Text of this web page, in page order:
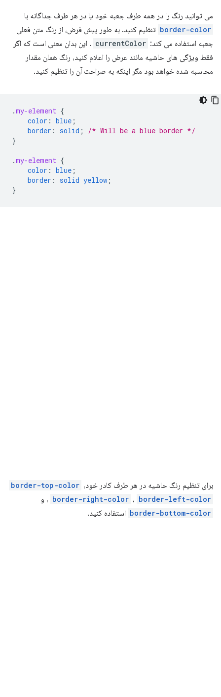
می توانید رنگ را در همه طرف جعبه خود یا در هر طرف جداگانه با
border-color تنظیم کنید. به طور پیش فرض، از رنگ متن فعلی
جعبه استفاده می کند: currentColor . این بدان معنی است که اگر
فقط ویژگی های حاشیه مانند عرض را اعلام کنید، رنگ همان مقدار
محاسبه شده خواهد بود مگر اینکه به صراحت آن را تنظیم کنید.
.my-element {
color : blue ;
border : solid ;
/* Will be a blue border */
}
.my-element {
color : blue ;
border : solid yellow ;
}
برای تنظیم رنگ حاشیه در هر طرف کادر خود، border-top-color
، border-right-color ، border-left-color و
border-bottom-color استفاده کنید.